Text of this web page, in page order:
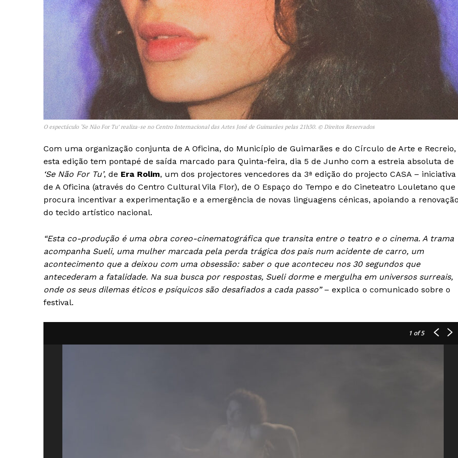
O espectáculo ‘Se Não For Tu’realiza-se no Centro Internacional das Artes José de Guimarães pelas 21h30. © Direitos Reservados
Com uma organização conjunta de A Oficina, do Município de Guimarães e do Círculo de Arte e Recreio,
esta edição tem pontapé de saída marcado para Quinta-feira, dia 5 de Junho com a estreia absoluta de
‘Se Não For Tu’, de Era Rolim, um dos projectores vencedores da 3ª edição do projecto CASA – iniciativa
de A Oficina (através do Centro Cultural Vila Flor), de O Espaço do Tempo e do Cineteatro Louletano que
procura incentivar a experimentação e a emergência de novas linguagens cénicas, apoiando a
do tecido artístico nacional.
“Esta co-produção é uma obra coreo-cinematográfica que transita entre o teatro e o cinema. A trama
acompanha Sueli, uma mulher marcada pela perda trágica dos pais num acidente de carro, um
acontecimento que a deixou com uma obsessão: saber o que aconteceu nos 30 segundos que
antecederam a fatalidade. Na sua busca por respostas, Sueli dorme e mergulha em universos surreais,
onde os seus dilemas éticos e psíquicos são desafiados a cada passo”– explica o comunicado sobre o
festival.
1of 5